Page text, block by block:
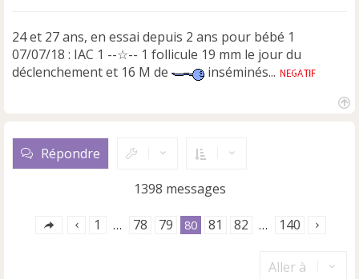
24 et 27 ans, en essai depuis 2 ans pour bébé 1
07/07/18 : IAC 1 --☆-- 1 follicule 19 mm le jour du
déclenchement et 16 M de
inséminés...
Répondre
1398 messages
1 … 78 79 80 81 82 … 140
Aller à